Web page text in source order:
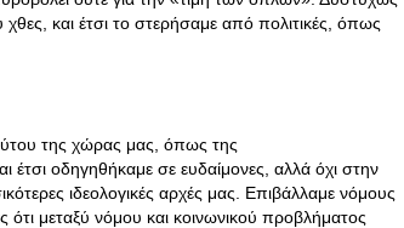
και έτσι το στερήσαμε από πολιτικές, όπως
της χώρας μας, όπως της
έτσι οδηγηθήκαμε σε ευδαίμονες, αλλά όχι στην
ιδεολογικές αρχές μας. Επιβάλλαμε νόμους
μεταξύ νόμου και κοινωνικού προβλήματος